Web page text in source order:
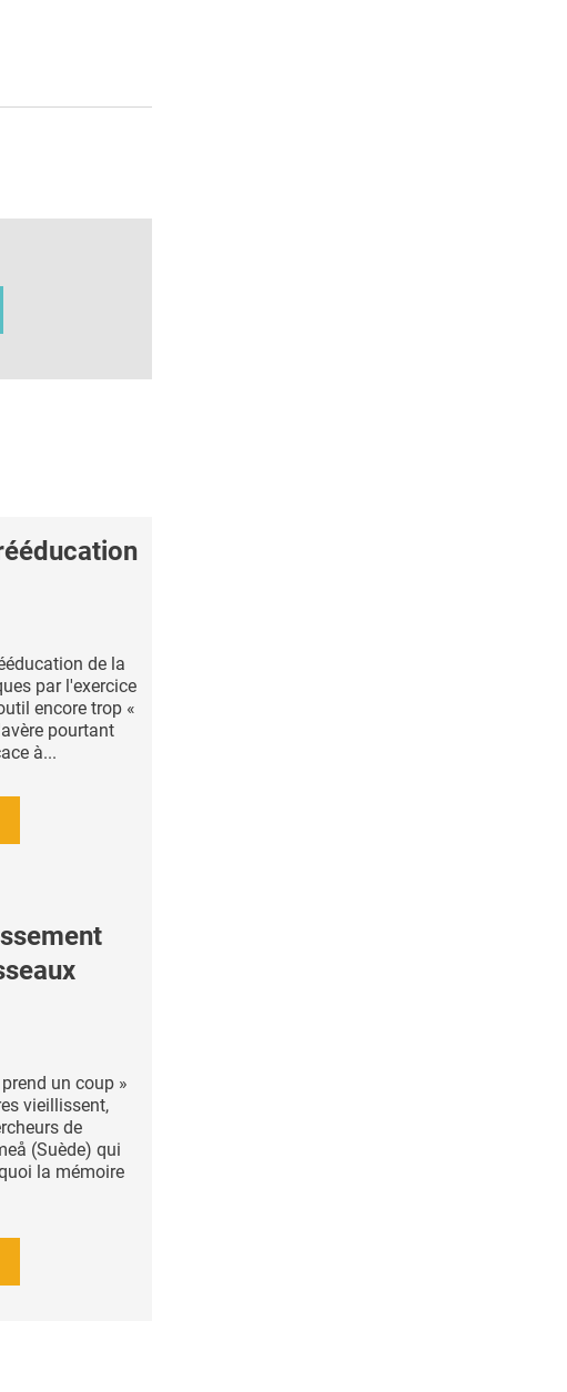
de la
par l'exercice
encore trop «
pourtant
à...
un coup »
vieillissent,
de
(Suède) qui
la mémoire